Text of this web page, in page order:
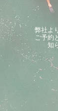
弊社よ
ご予約
知